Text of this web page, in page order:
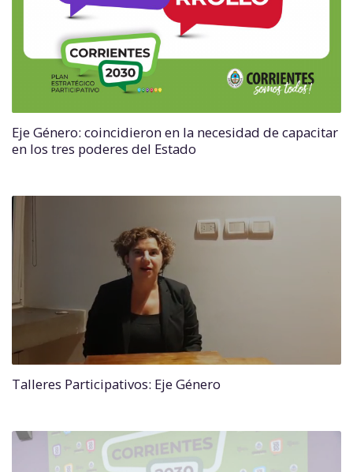
Eje Género: coincidieron en la necesidad de capacitar
en los tres poderes del Estado
Talleres Participativos: Eje Género